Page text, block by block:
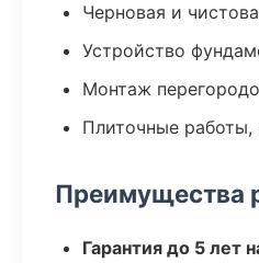
Черновая и
Устройство
Монтаж
Плиточные работы,
Преимущества
Гарантия до 5 лет